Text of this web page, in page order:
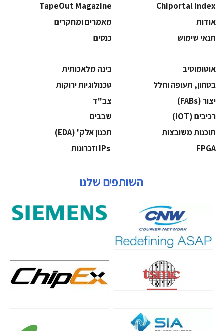
Chiportal Index
TapeOut Magazine
אודות
מאמרים ומחקרים
תנאי שימוש
כנסים
אוטומוטיב
בינה מלאכותית
בטחון, תעופה וחלל
‫טכנולוגיות ירוקות‬
‫יצור (‪(FABs‬‬
‫צב"ד‬
‫רכיבים‬ (IOT)
‫שבבים‬
‫תוכנות משובצות‬
‫תכנון אלק' (‪(EDA‬‬
‫‪FPGA‬‬
השותפים שלנו